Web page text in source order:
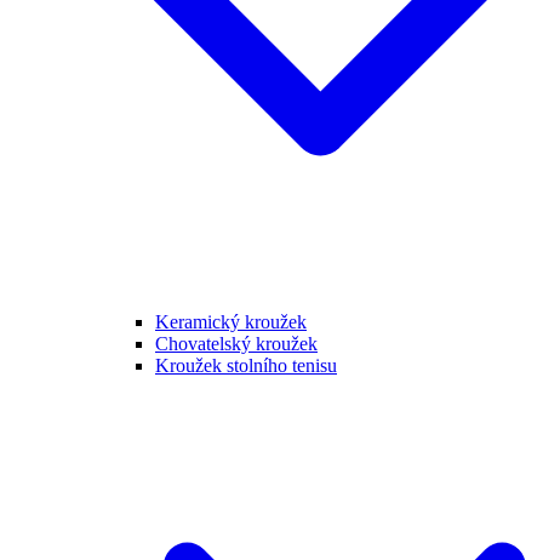
Keramický kroužek
Chovatelský kroužek
Kroužek stolního tenisu